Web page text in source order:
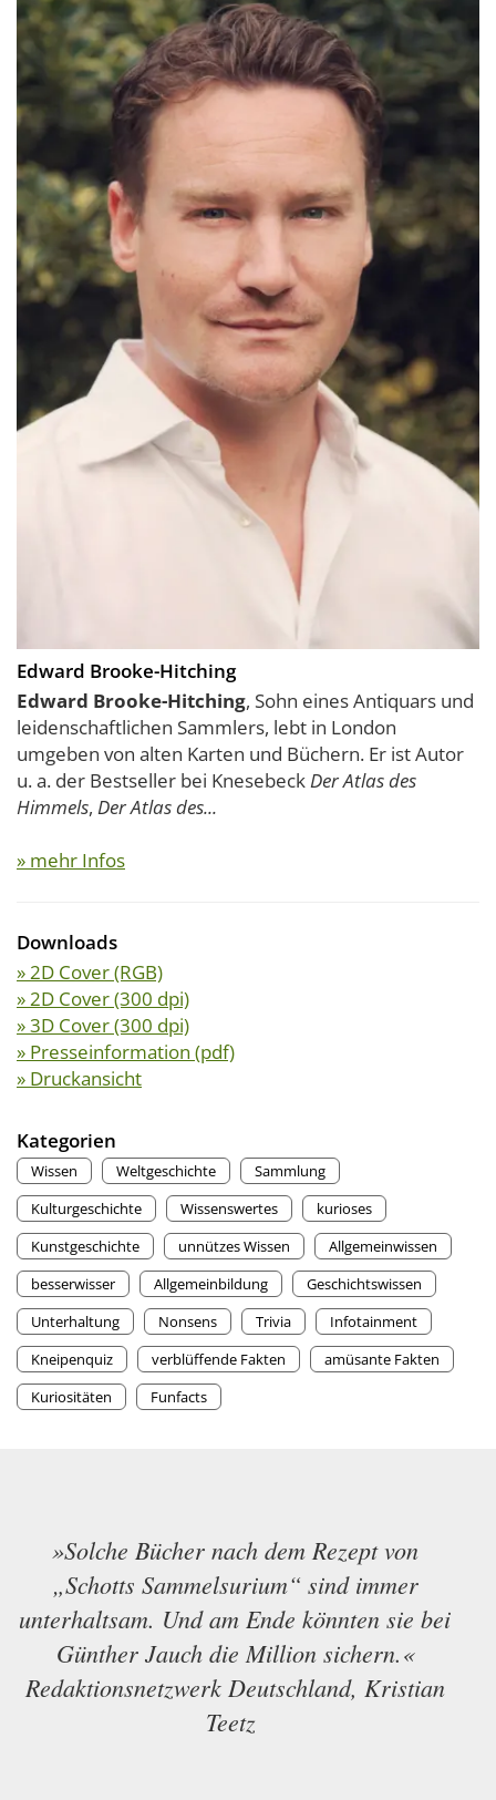
Edward Brooke-Hitching
Edward Brooke-Hitching, Sohn eines Antiquars und
leidenschaftlichen Sammlers, lebt in London
umgeben von alten Karten und Büchern. Er ist Autor
u. a. der Bestseller bei KnesebeckDer Atlas des
Himmels, Der Atlas des...
» mehr Infos
Downloads
» 2D Cover (RGB)
» 2D Cover (300 dpi)
» 3D Cover (300 dpi)
» Presseinformation (pdf)
» Druckansicht
Kategorien
Wissen Weltgeschichte
Sammlung
Kulturgeschichte
Wissenswertes
kurioses
Kunstgeschichte
unnützes Wissen
Allgemeinwissen
besserwisser
Allgemeinbildung
Geschichtswissen
Unterhaltung
Nonsens Trivia
Infotainment
Kneipenquiz
verblüffende Fakten
amüsante Fakten
Kuriositäten
Funfacts
»Solche Bücher nach dem Rezept von
„Schotts Sammelsurium“ sind immer
unterhaltsam. Und am Ende könnten sie bei
Günther Jauch die Million sichern.«
Redaktionsnetzwerk Deutschland, Kristian
Teetz